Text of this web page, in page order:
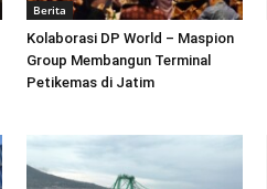
Berita
Kolaborasi DP World – Maspion
Group Membangun Terminal
Petikemas di Jatim